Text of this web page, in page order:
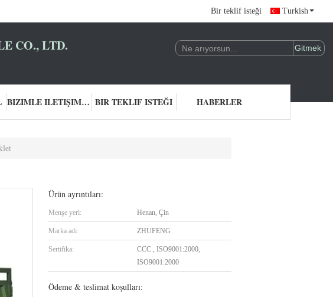
Bir teklif isteği Turkish
CO., LTD.
BIZIMLE ILETIŞIME GEÇIN BIR TEKLIF ISTEĞI HABERLER
Ürün ayrıntıları:
Menşe yeri: Henan, Çin
Marka adı: ZHUFENG
Sertifika:
CCC , ISO9001:2000,
ISO9001:2000
Ödeme & teslimat koşulları: